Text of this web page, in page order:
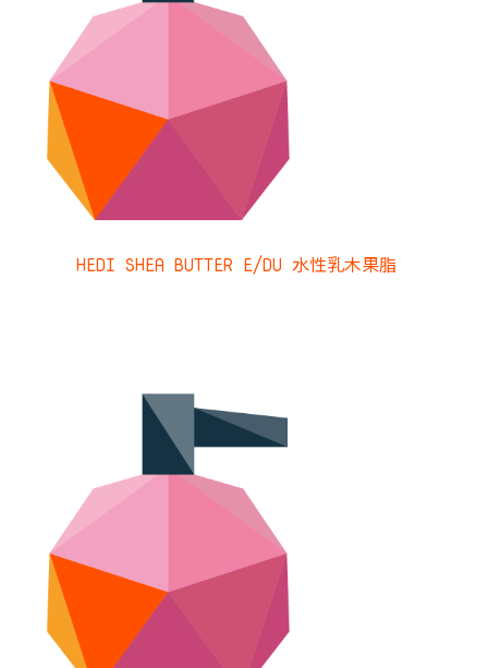
HEDI SHEA BUTTER E/DU 水性乳木果脂